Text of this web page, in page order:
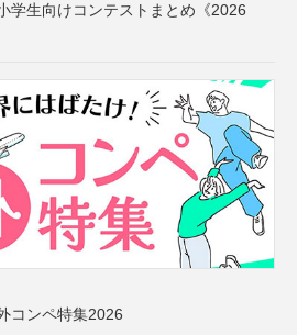
学生向けコンテストまとめ《2026
コンペ特集2026